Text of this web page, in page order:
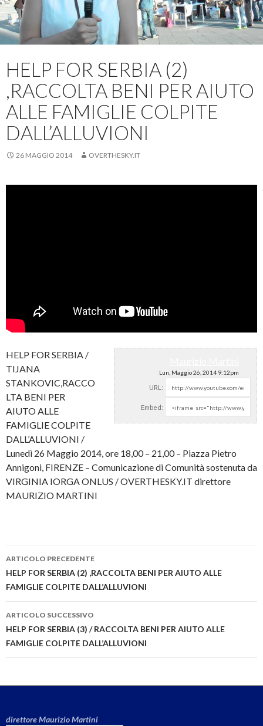
HELP FOR SERBIA (2)
,RACCOLTA BENI PER AIUTO
ALLE FAMIGLIE COLPITE
DALL’ALLUVIONI
26 MAGGIO 2014 OVERTHESKY.IT
Lun, Maggio 26, 2014 9:12pm
URL:
Embed:
HELP FOR SERBIA /
TIJANA
STANKOVIC,RACCO
LTA BENI PER
AIUTO ALLE
FAMIGLIE COLPITE
DALL’ALLUVIONI /
Lunedì 26 Maggio 2014, ore 18,00 – 21,00 – Piazza Pietro
Annigoni, FIRENZE – Comunicazione di Comunità sostenuta da
VIRGINIA IORGA ONLUS / OVERTHESKY.IT direttore
MAURIZIO MARTINI
Navigazione articolo
ARTICOLO PRECEDENTE
HELP FOR SERBIA (2) ,RACCOLTA BENI PER AIUTO ALLE
FAMIGLIE COLPITE DALL’ALLUVIONI
ARTICOLO SUCCESSIVO
HELP FOR SERBIA (3) / RACCOLTA BENI PER AIUTO ALLE
FAMIGLIE COLPITE DALL’ALLUVIONI
direttore Maurizio Martini